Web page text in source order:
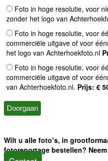
Foto in hoge resolutie, voor
zonder het logo van
Foto in hoge resolutie, voor
commerciële uitgave of voor
het logo van Achterhoekfoto.nl
Foto in hoge resolutie, voor
commerciële uitgave of voor
van Achterhoekfoto.nl. Prijs: €
Wilt u alle foto’s, in
fotoreportage bestellen?